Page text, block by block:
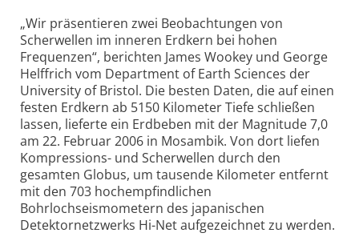
„Wir präsentieren zwei Beobachtungen von
Scherwellen im inneren Erdkern bei hohen
Frequenzen“, berichten James Wookey und George
Helffrich vom Department of Earth Sciences der
University of Bristol. Die besten Daten, die auf einen
festen Erdkern ab 5150 Kilometer Tiefe schließen
lassen, lieferte ein Erdbeben mit der Magnitude 7,0
am 22. Februar 2006 in Mosambik. Von dort liefen
Kompressions- und Scherwellen durch den
gesamten Globus, um tausende Kilometer entfernt
mit den 703 hochempfindlichen
Bohrlochseismometern des japanischen
Detektornetzwerks Hi-Net aufgezeichnet zu werden.